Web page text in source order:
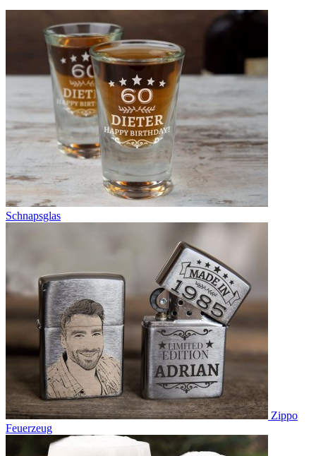
Schnapsglas
Zippo
Feuerzeug